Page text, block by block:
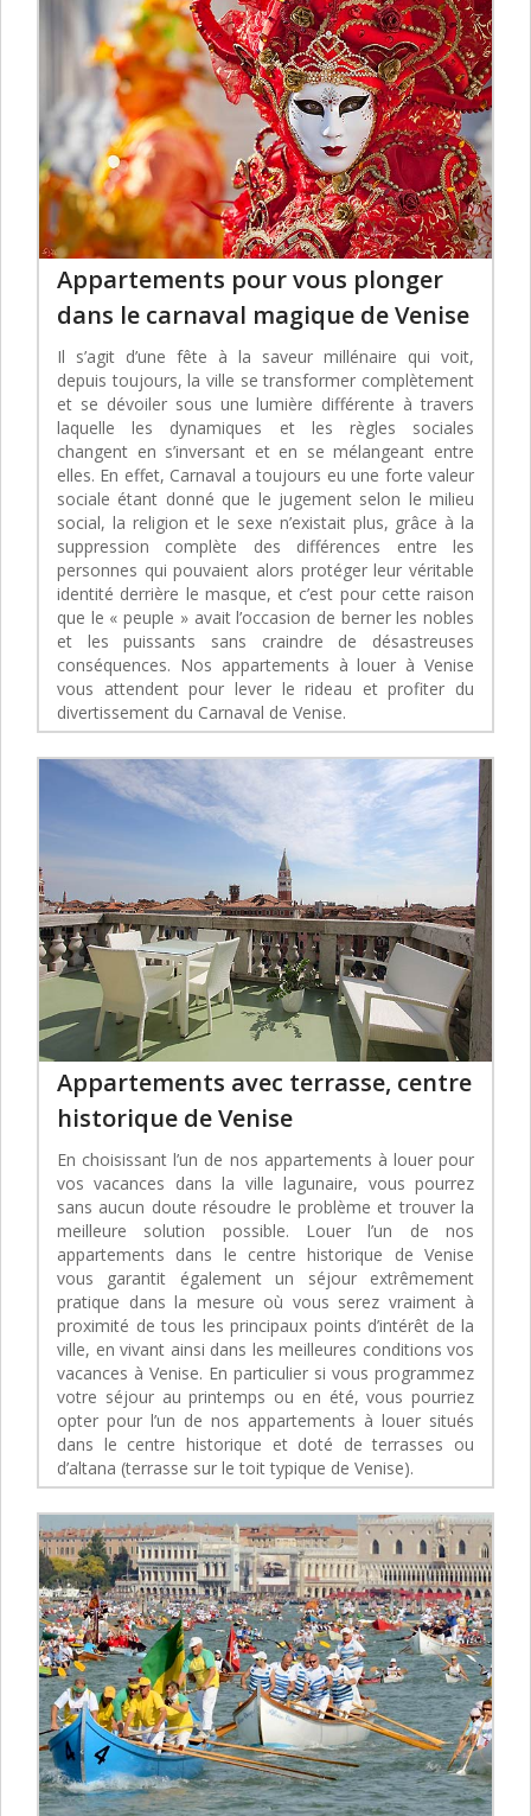
Appartements pour vous plonger
dans le carnaval magique de Venise
Il s’agit d’une fête à la saveur millénaire qui voit,
depuis toujours, la ville se transformer complètement
et se dévoiler sous une lumière différente à travers
laquelle les dynamiques et les règles sociales
changent en s’inversant et en se mélangeant entre
elles. En effet, Carnaval a toujours eu une forte valeur
sociale étant donné que le jugement selon le milieu
social, la religion et le sexe n’existait plus, grâce à la
suppression complète des différences entre les
personnes qui pouvaient alors protéger leur véritable
identité derrière le masque, et c’est pour cette raison
que le « peuple » avait l’occasion de berner les nobles
et les puissants sans craindre de désastreuses
conséquences. Nos appartements à louer à Venise
vous attendent pour lever le rideau et profiter du
divertissement du Carnaval de Venise.
Appartements avec terrasse, centre
historique de Venise
En choisissant l’un de nos appartements à louer pour
vos vacances dans la ville lagunaire, vous pourrez
sans aucun doute résoudre le problème et trouver la
meilleure solution possible. Louer l’un de nos
appartements dans le centre historique de Venise
vous garantit également un séjour extrêmement
pratique dans la mesure où vous serez vraiment à
proximité de tous les principaux points d’intérêt de la
ville, en vivant ainsi dans les meilleures conditions vos
vacances à Venise. En particulier si vous programmez
votre séjour au printemps ou en été, vous pourriez
opter pour l’un de nos appartements à louer situés
dans le centre historique et doté de terrasses ou
d’altana (terrasse sur le toit typique de Venise).